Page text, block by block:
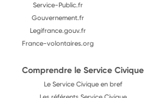
Service-Public.fr
Gouvernement.fr
Legifrance.gouv.fr
France-volontaires.org
Comprendre le Service Civique
Le Service Civique en bref